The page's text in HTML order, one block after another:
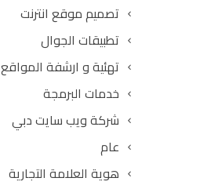
تصميم موقع انترنت
تطبيقات الجوال
تهئية و ارشفة المواقع SEO
خدمات البرمجة
شركة ويب سايت دبي
عام
هوية العلامة التجارية